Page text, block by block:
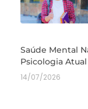
Saúde Mental
Psicologia Atual
14/07/2026